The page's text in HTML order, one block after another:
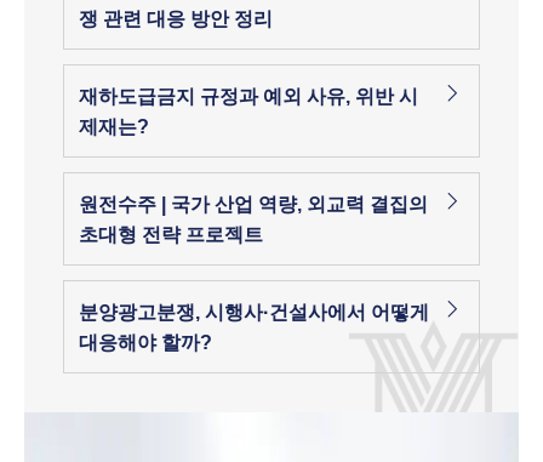
쟁 관련 대응 방안 정리
재하도급금지 규정과 예외 사유, 위반 시
제재는?
원전수주 | 국가 산업 역량, 외교력 결집의
초대형 전략 프로젝트
분양광고분쟁, 시행사·건설사에서 어떻게
대응해야 할까?